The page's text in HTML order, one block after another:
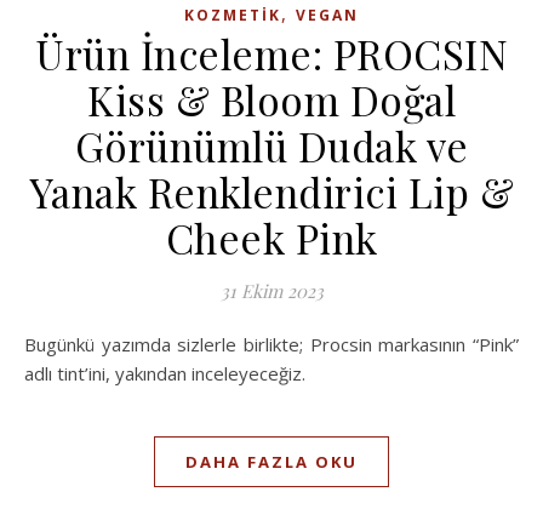
KOZMETIK, VEGAN
Ürün İnceleme: PROCSIN
Kiss & Bloom Doğal
Görünümlü Dudak ve
Yanak Renklendirici Lip &
Cheek Pink
31 Ekim 2023
Bugünkü yazımda sizlerle birlikte; Procsin markasının “Pink”
adlı tint’ini, yakından inceleyeceğiz.
DAHA FAZLA OKU